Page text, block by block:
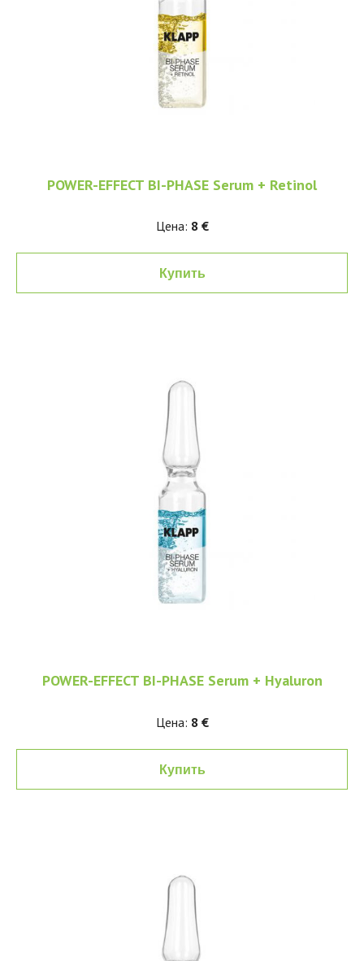
POWER-EFFECT BI-PHASE Serum + Retinol
Цена: 8 €
Купить
POWER-EFFECT BI-PHASE Serum + Hyaluron
Цена: 8 €
Купить